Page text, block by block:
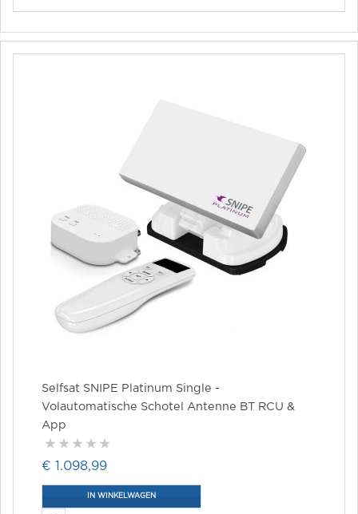
Selfsat SNIPE Platinum Single -
Volautomatische Schotel Antenne BT RCU &
App
€ 1.098,99
IN WINKELWAGEN